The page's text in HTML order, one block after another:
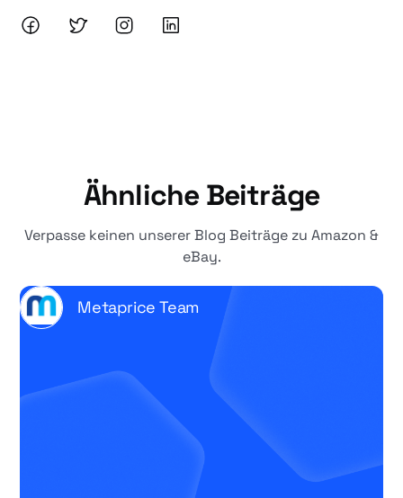
Ähnliche Beiträge
Verpasse keinen unserer Blog Beiträge zu Amazon &
eBay.
Metaprice Team